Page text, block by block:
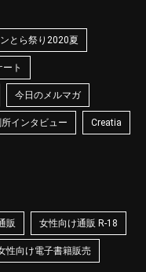
とら祭り2020夏
ート
今日のメルマガ
インタビュー Creatia
販 女性向け通販 R-18
性向け電子書籍販売